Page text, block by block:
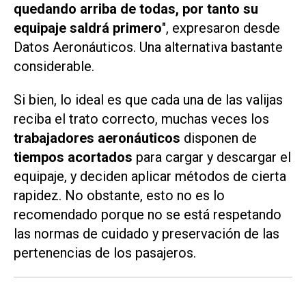
quedando arriba de todas, por tanto su
equipaje saldrá primero", expresaron desde
Datos Aeronáuticos. Una alternativa bastante
considerable.
Si bien, lo ideal es que cada una de las valijas
reciba el trato correcto, muchas veces los
trabajadores aeronáuticos disponen de
tiempos acortados para cargar y descargar el
equipaje, y deciden aplicar métodos de cierta
rapidez. No obstante, esto no es lo
recomendado porque no se está respetando
las normas de cuidado y preservación de las
pertenencias de los pasajeros.